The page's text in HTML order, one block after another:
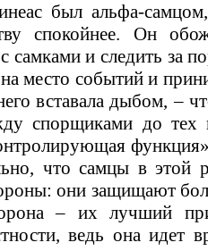
был
спокойнее. Он
самками и следить за
место событий и
вставала дыбом, –
спорщиками до тех
что самцы в этой
они защищают
– их лучший
ведь она идет